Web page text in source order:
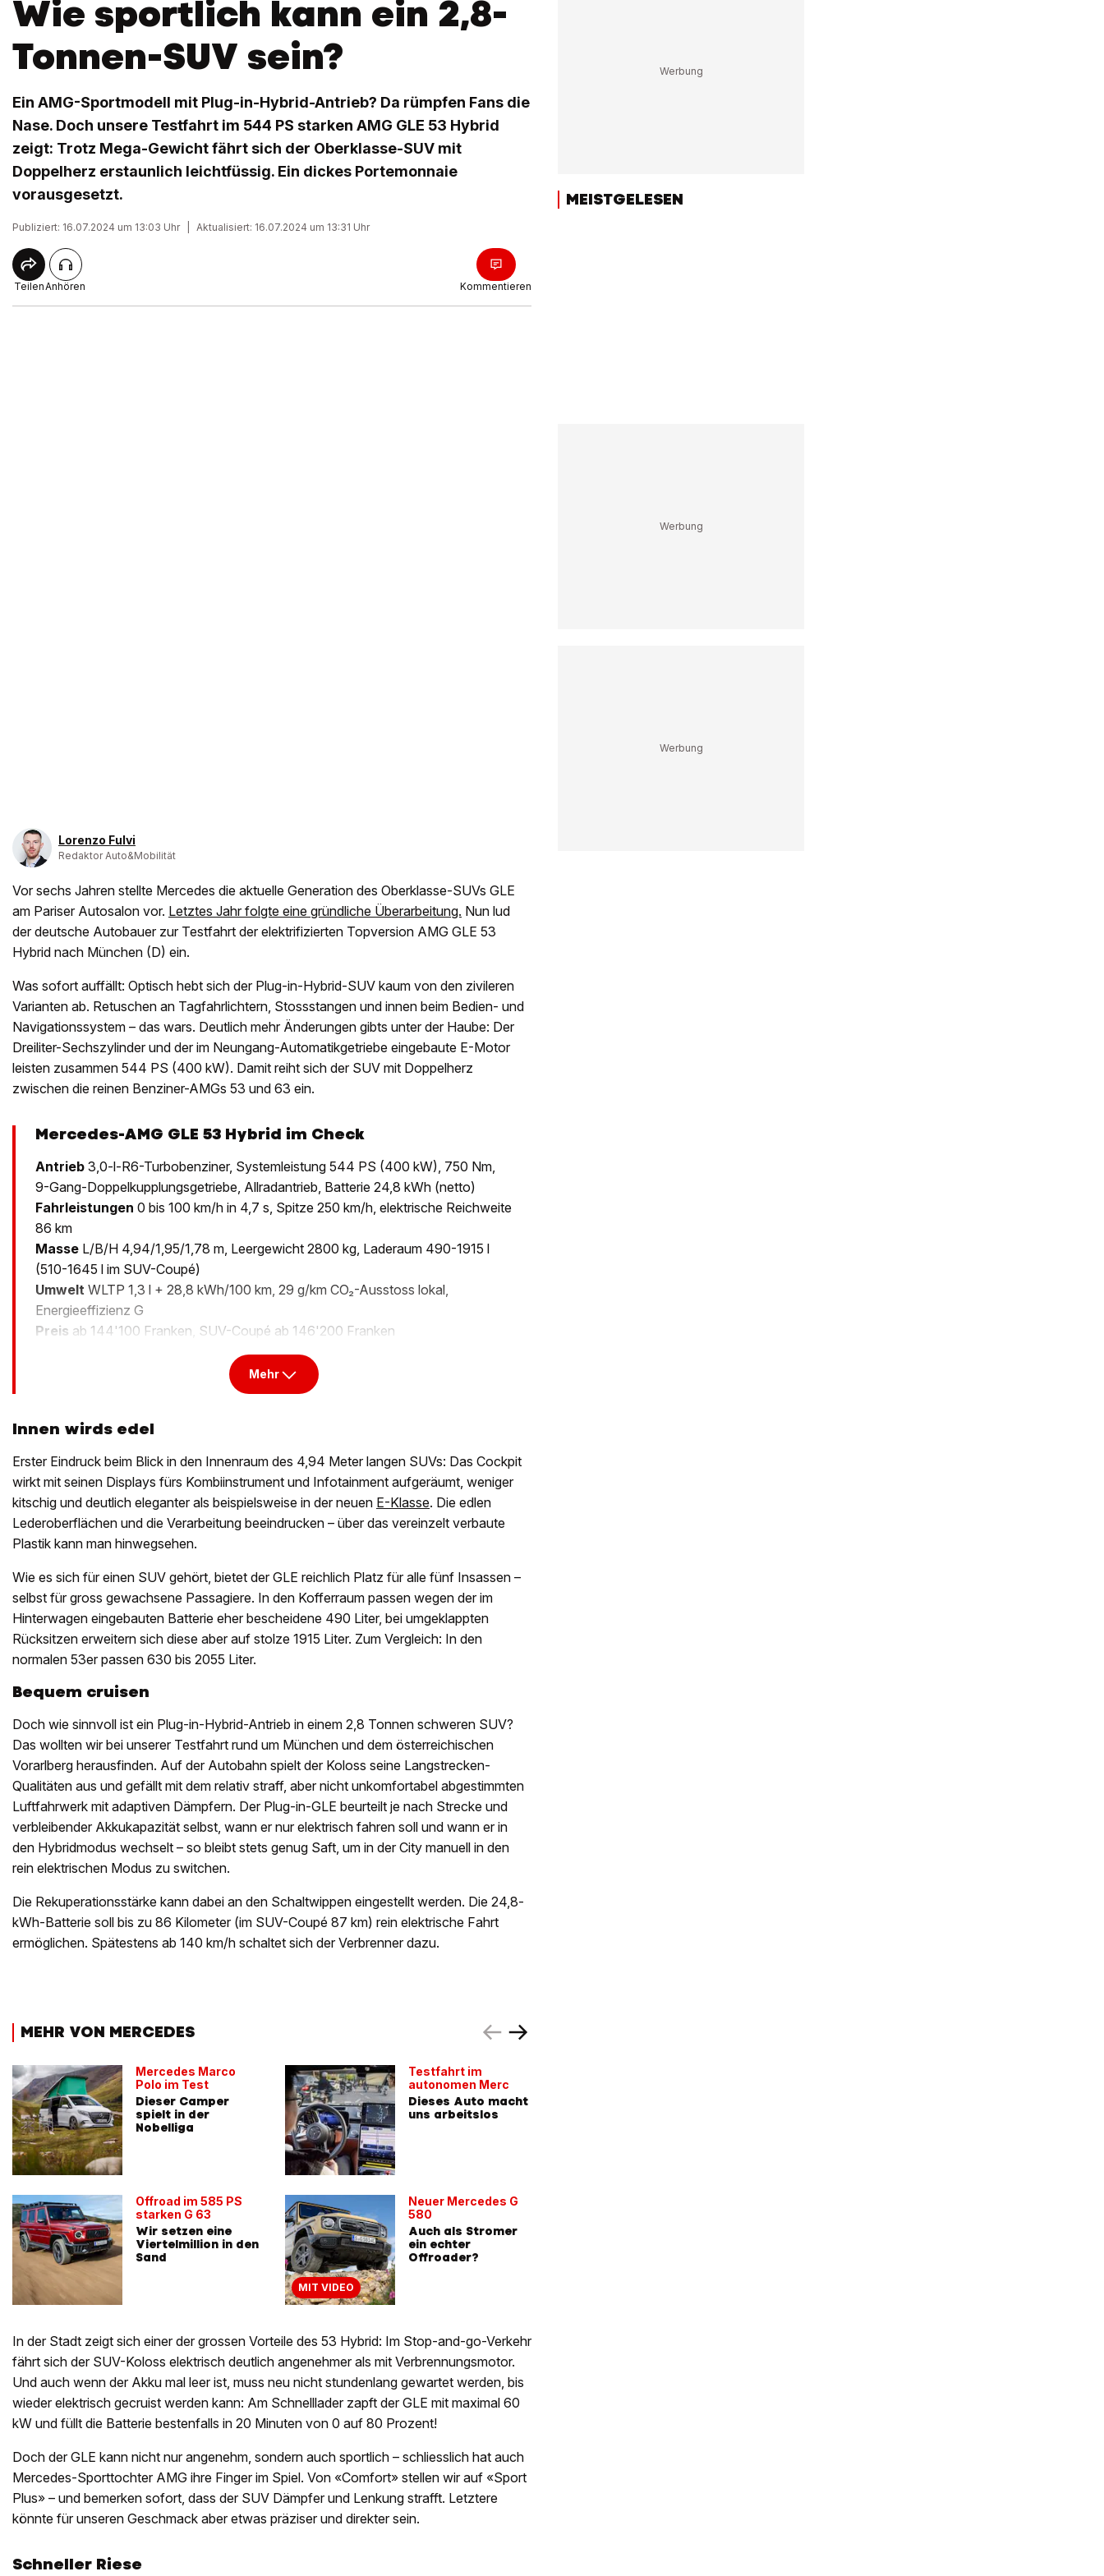
Wie sportlich kann ein 2,8-
Tonnen-SUV sein?
Ein AMG-Sportmodell mit Plug-in-Hybrid-Antrieb? Da rümpfen Fans die
Nase. Doch unsere Testfahrt im 544 PS starken AMG GLE 53 Hybrid
zeigt: Trotz Mega-Gewicht fährt sich der Oberklasse-SUV mit
Doppelherz erstaunlich leichtfüssig. Ein dickes Portemonnaie
vorausgesetzt.
Publiziert: 16.07.2024 um 13:03 Uhr Aktualisiert: 16.07.2024 um 13:31 Uhr
TeilenAnhören Kommentieren
Lorenzo Fulvi
Redaktor Auto&Mobilität
Vor sechs Jahren stellte Mercedes die aktuelle Generation des Oberklasse-SUVs GLE
am Pariser Autosalon vor. Letztes Jahr folgte eine gründliche Überarbeitung. Nun lud
der deutsche Autobauer zur Testfahrt der elektrifizierten Topversion AMG GLE 53
Hybrid nach München (D) ein.
Was sofort auffällt: Optisch hebt sich der Plug-in-Hybrid-SUV kaum von den zivileren
Varianten ab. Retuschen an Tagfahrlichtern, Stossstangen und innen beim Bedien- und
Navigationssystem – das wars. Deutlich mehr Änderungen gibts unter der Haube: Der
Dreiliter-Sechszylinder und der im Neungang-Automatikgetriebe eingebaute E-Motor
leisten zusammen 544 PS (400 kW). Damit reiht sich der SUV mit Doppelherz
zwischen die reinen Benziner-AMGs 53 und 63 ein.
Mercedes-AMG GLE 53 Hybrid im Check
Antrieb 3,0-l-R6-Turbobenziner, Systemleistung 544 PS (400 kW), 750 Nm,
9-Gang-Doppelkupplungsgetriebe, Allradantrieb, Batterie 24,8 kWh (netto)
Fahrleistungen 0 bis 100 km/h in 4,7 s, Spitze 250 km/h, elektrische Reichweite
86 km
Masse L/B/H 4,94/1,95/1,78 m, Leergewicht 2800 kg, Laderaum 490-1915 l
(510-1645 l im SUV-Coupé)
Umwelt WLTP 1,3 l + 28,8 kWh/100 km, 29 g/km CO₂-Ausstoss lokal,
Energieeffizienz G
Preis ab 144'100 Franken, SUV-Coupé ab 146'200 Franken
Mehr
Innen wirds edel
Erster Eindruck beim Blick in den Innenraum des 4,94 Meter langen SUVs: Das Cockpit
wirkt mit seinen Displays fürs Kombiinstrument und Infotainment aufgeräumt, weniger
kitschig und deutlich eleganter als beispielsweise in der neuen E-Klasse. Die edlen
Lederoberflächen und die Verarbeitung beeindrucken – über das vereinzelt verbaute
Plastik kann man hinwegsehen.
Wie es sich für einen SUV gehört, bietet der GLE reichlich Platz für alle fünf Insassen –
selbst für gross gewachsene Passagiere. In den Kofferraum passen wegen der im
Hinterwagen eingebauten Batterie eher bescheidene 490 Liter, bei umgeklappten
Rücksitzen erweitern sich diese aber auf stolze 1915 Liter. Zum Vergleich: In den
normalen 53er passen 630 bis 2055 Liter.
Bequem cruisen
Doch wie sinnvoll ist ein Plug-in-Hybrid-Antrieb in einem 2,8 Tonnen schweren SUV?
Das wollten wir bei unserer Testfahrt rund um München und dem österreichischen
Vorarlberg herausfinden. Auf der Autobahn spielt der Koloss seine Langstrecken-
Qualitäten aus und gefällt mit dem relativ straff, aber nicht unkomfortabel abgestimmten
Luftfahrwerk mit adaptiven Dämpfern. Der Plug-in-GLE beurteilt je nach Strecke und
verbleibender Akkukapazität selbst, wann er nur elektrisch fahren soll und wann er in
den Hybridmodus wechselt – so bleibt stets genug Saft, um in der City manuell in den
rein elektrischen Modus zu switchen.
Die Rekuperationsstärke kann dabei an den Schaltwippen eingestellt werden. Die 24,8-
kWh-Batterie soll bis zu 86 Kilometer (im SUV-Coupé 87 km) rein elektrische Fahrt
ermöglichen. Spätestens ab 140 km/h schaltet sich der Verbrenner dazu.
MEHR VON MERCEDES
Mercedes Marco
Polo im Test
Dieser Camper
spielt in der
Nobelliga
Offroad im 585 PS
starken G 63
Wir setzen eine
Viertelmillion in den
Sand
Testfahrt im
autonomen Merc
Dieses Auto macht
uns arbeitslos
MIT VIDEO
Neuer Mercedes G
580
Auch als Stromer
ein echter
Offroader?
In der Stadt zeigt sich einer der grossen Vorteile des 53 Hybrid: Im Stop-and-go-Verkehr
fährt sich der SUV-Koloss elektrisch deutlich angenehmer als mit Verbrennungsmotor.
Und auch wenn der Akku mal leer ist, muss neu nicht stundenlang gewartet werden, bis
wieder elektrisch gecruist werden kann: Am Schnelllader zapft der GLE mit maximal 60
kW und füllt die Batterie bestenfalls in 20 Minuten von 0 auf 80 Prozent!
Doch der GLE kann nicht nur angenehm, sondern auch sportlich – schliesslich hat auch
Mercedes-Sporttochter AMG ihre Finger im Spiel. Von «Comfort» stellen wir auf «Sport
Plus» – und bemerken sofort, dass der SUV Dämpfer und Lenkung strafft. Letztere
könnte für unseren Geschmack aber etwas präziser und direkter sein.
Schneller Riese
MEISTGELESEN